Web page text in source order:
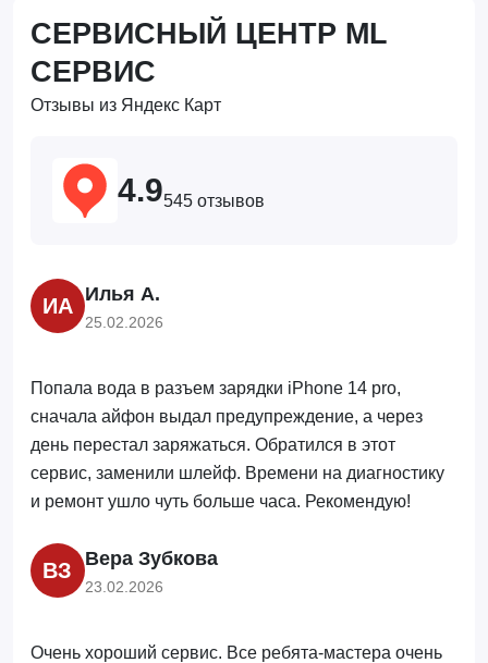
СЕРВИСНЫЙ ЦЕНТР ML
СЕРВИС
Отзывы из Яндекс Карт
4.9545 отзывов
ИА Илья А.
25.02.2026
Попала вода в разъем зарядки iPhone 14 pro,
сначала айфон выдал предупреждение, а через
день перестал заряжаться. Обратился в этот
сервис, заменили шлейф. Времени на диагностику
и ремонт ушло чуть больше часа. Рекомендую!
ВЗ Вера Зубкова
23.02.2026
Очень хороший сервис. Все ребята-мастера очень